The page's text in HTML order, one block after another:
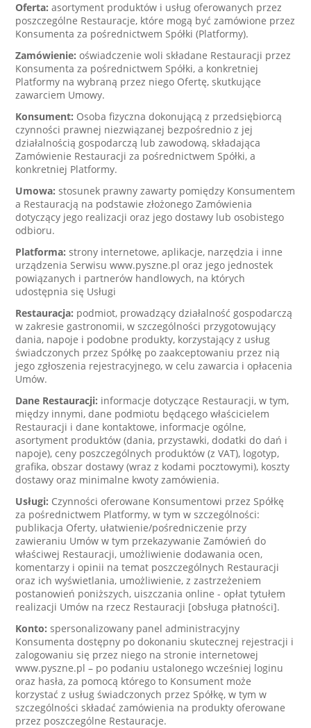
Oferta:asortyment produktów i usług oferowanych przez
poszczególne Restauracje, które mogą być zamówione przez
Konsumenta za pośrednictwem Spółki (Platformy).
Zamówienie:oświadczenie woli składane Restauracji przez
Konsumenta za pośrednictwem Spółki, a konkretniej
Platformy na wybraną przez niego Ofertę, skutkujące
zawarciem Umowy.
Konsument: Osoba fizyczna dokonującą z przedsiębiorcą
czynności prawnej niezwiązanej bezpośrednio z jej
działalnością gospodarczą lub zawodową, składająca
Zamówienie Restauracji za pośrednictwem Spółki, a
konkretniej Platformy.
Umowa:stosunek prawny zawarty pomiędzy Konsumentem
a Restauracją na podstawie złożonego Zamówienia
dotyczący jego realizacji oraz jego dostawy lub osobistego
odbioru.
Platforma:strony internetowe, aplikacje, narzędzia i inne
urządzenia Serwisu www.pyszne.pl oraz jego jednostek
powiązanych i partnerów handlowych, na których
udostępnia się Usługi
Restauracja: podmiot, prowadzący działalność gospodarczą
w zakresie gastronomii, w szczególności przygotowujący
dania, napoje i podobne produkty, korzystający z usług
świadczonych przez Spółkę po zaakceptowaniu przez nią
jego zgłoszenia rejestracyjnego, w celu zawarcia i opłacenia
Umów.
Dane Restauracji: informacje dotyczące Restauracji, w tym,
między innymi, dane podmiotu będącego właścicielem
Restauracji i dane kontaktowe, informacje ogólne,
asortyment produktów (dania, przystawki, dodatki do dań i
napoje), ceny poszczególnych produktów (z VAT), logotyp,
grafika, obszar dostawy (wraz z kodami pocztowymi), koszty
dostawy oraz minimalne kwoty zamówienia.
Usługi: Czynności oferowane Konsumentowi przez Spółkę
za pośrednictwem Platformy, w tym w szczególności:
publikacja Oferty, ułatwienie/pośredniczenie przy
zawieraniu Umów w tym przekazywanie Zamówień do
właściwej Restauracji, umożliwienie dodawania ocen,
komentarzy i opinii na temat poszczególnych Restauracji
oraz ich wyświetlania, umożliwienie, z zastrzeżeniem
postanowień poniższych, uiszczania online - opłat tytułem
realizacji Umów na rzecz Restauracji [obsługa płatności].
Konto:spersonalizowany panel administracyjny
Konsumenta dostępny po dokonaniu skutecznej rejestracji i
zalogowaniu się przez niego na stronie internetowej
www.pyszne.pl – po podaniu ustalonego wcześniej loginu
oraz hasła, za pomocą którego to Konsument może
korzystać z usług świadczonych przez Spółkę, w tym w
szczególności składać zamówienia na produkty oferowane
przez poszczególne Restauracje.